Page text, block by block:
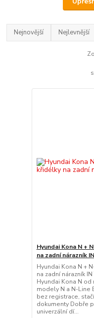
Nejnovější Nejlevnější
Hyundai Kona N +
na zadní nárazník
Hyundai Kona N +
na zadní nárazník
Hyundai Kona N od
modely N a N-Line
bez registrace,
dokumenty Dobře
univerzální dí...